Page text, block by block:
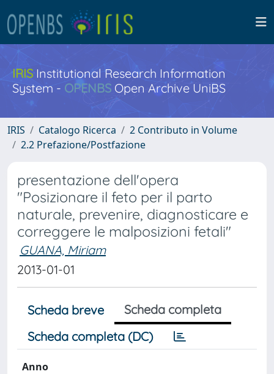
IRISInstitutional Research Information
System - OPENBS Open Archive UniBS
IRIS Catalogo Ricerca
2 Contributo in Volume
2.2 Prefazione/Postfazione
presentazione dell'opera
"Posizionare il feto per il parto
naturale, prevenire, diagnosticare e
correggere le malposizioni fetali"
GUANA, Miriam
2013-01-01
Scheda breve
Scheda completa
Scheda completa (DC)
Anno